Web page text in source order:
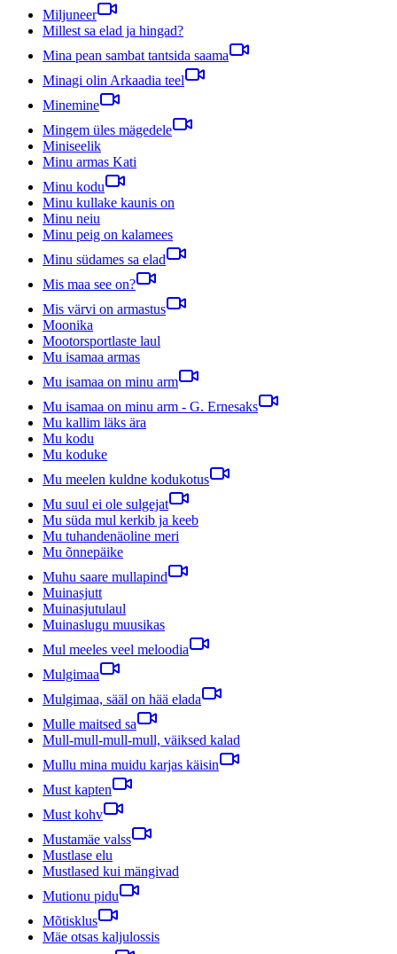
Miljuneer
Millest sa elad ja hingad?
Mina pean sambat tantsida saama
Minagi olin Arkaadia teel
Minemine
Mingem üles mägedele
Miniseelik
Minu armas Kati
Minu kodu
Minu kullake kaunis on
Minu neiu
Minu peig on kalamees
Minu südames sa elad
Mis maa see on?
Mis värvi on armastus
Moonika
Mootorsportlaste laul
Mu isamaa armas
Mu isamaa on minu arm
Mu isamaa on minu arm - G. Ernesaks
Mu kallim läks ära
Mu kodu
Mu koduke
Mu meelen kuldne kodukotus
Mu suul ei ole sulgejat
Mu süda mul kerkib ja keeb
Mu tuhandenäoline meri
Mu õnnepäike
Muhu saare mullapind
Muinasjutt
Muinasjutulaul
Muinaslugu muusikas
Mul meeles veel meloodia
Mulgimaa
Mulgimaa, sääl on hää elada
Mulle maitsed sa
Mull-mull-mull-mull, väiksed kalad
Mullu mina muidu karjas käisin
Must kapten
Must kohv
Mustamäe valss
Mustlase elu
Mustlased kui mängivad
Mutionu pidu
Mõtisklus
Mäe otsas kaljulossis